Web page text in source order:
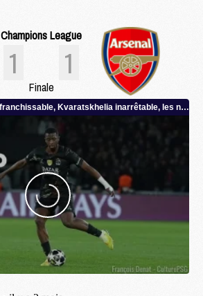
Champions League
1 1
Finale